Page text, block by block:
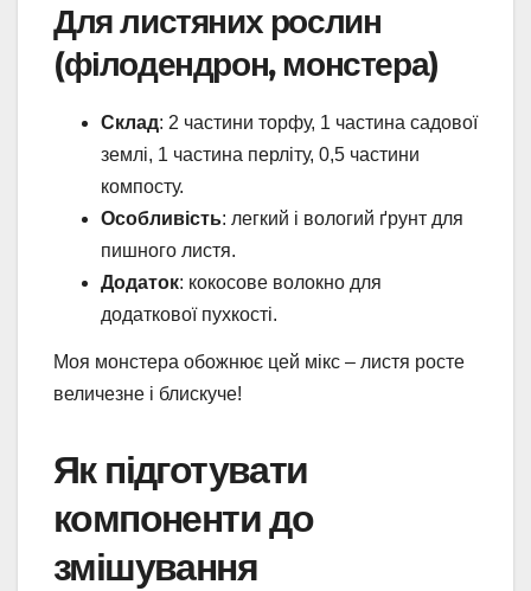
Для листяних рослин
(філодендрон, монстера)
Склад: 2 частини торфу, 1 частина садової
землі, 1 частина перліту, 0,5 частини
компосту.
Особливість: легкий і вологий ґрунт для
пишного листя.
Додаток: кокосове волокно для
додаткової пухкості.
Моя монстера обожнює цей мікс – листя росте
величезне і блискуче!
Як підготувати
компоненти до
змішування